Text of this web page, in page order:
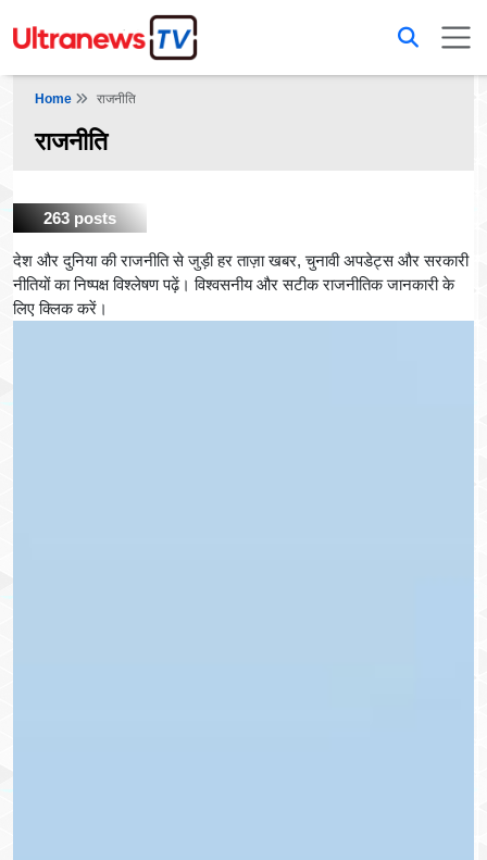
Home राजनीति
राजनीति
263 posts
देश और दुनिया की राजनीति से जुड़ी हर ताज़ा खबर, चुनावी अपडेट्स और सरकारी
नीतियों का निष्पक्ष विश्लेषण पढ़ें। विश्वसनीय और सटीक राजनीतिक जानकारी के
लिए क्लिक करें।